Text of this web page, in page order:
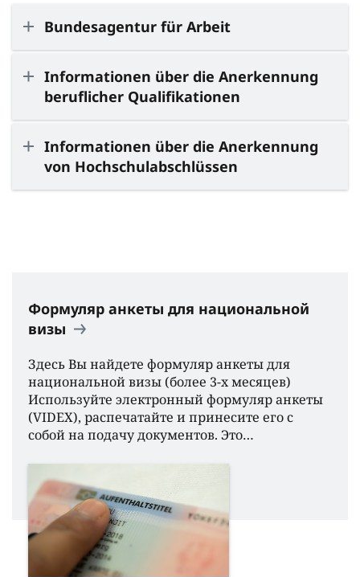
Bundesagentur für Arbeit
Informationen über die Anerkennung
beruflicher Qualifikationen
Informationen über die Anerkennung
von Hochschulabschlüssen
Формуляр анкеты для национальной
визы
Здесь Вы найдете формуляр анкеты для
национальной визы (более 3-х месяцев)
Используйте электронный формуляр анкеты
(VIDEX), распечатайте и принесите его с
собой на подачу документов. Это…